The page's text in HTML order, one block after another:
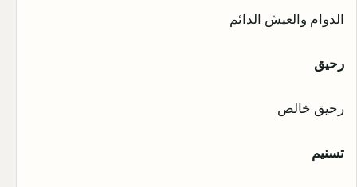
الدوام والعيش الدائم
رحيق
رحيق خالص
تسنيم